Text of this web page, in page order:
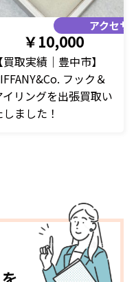
アクセサ
￥10,000
【買取実績｜豊中市】
フック＆
イリングを出張買取い
しました！